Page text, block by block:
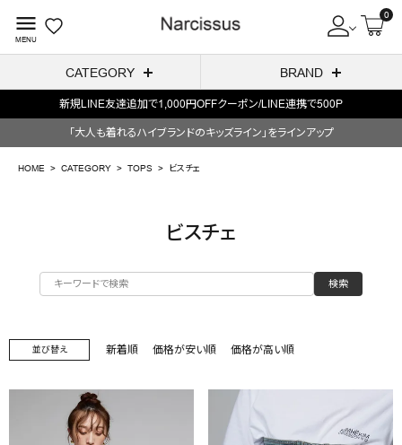
menu
MENU
0
CATEGORY BRAND
ようこそ ゲスト 様
search
NEW IN
BRAND
OUTLET
新規LINE友達追加で1,000円OFFクーポン/LINE連携で500P
「大人も着れるハイブランドのキッズライン」をラインアップ
HOME CATEGORY TOPS ビスチェ
ビスチェ
検索
並び替え 新着順 価格が安い順 価格が高い順